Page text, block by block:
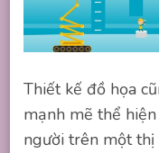
Thiết kế đồ họa
mạnh mẽ thể
người trên một thị